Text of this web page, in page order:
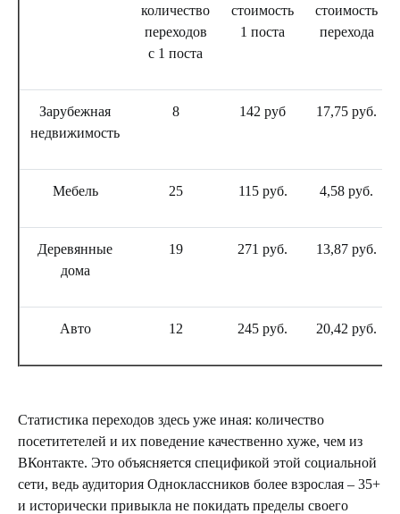
количество
переходов
с 1 поста
стоимость
1 поста
стоимость
перехода
Зарубежная
недвижимость
8 142 руб 17,75 руб.
Мебель 25 115 руб. 4,58 руб.
Деревянные
дома
19 271 руб. 13,87 руб.
Авто 12 245 руб. 20,42 руб.
Статистика переходов здесь уже иная: количество
посетитетелей и их поведение качественно хуже, чем из
ВКонтакте. Это объясняется спецификой этой социальной
сети, ведь аудитория Одноклассников более взрослая – 35+
и исторически привыкла не покидать пределы своего